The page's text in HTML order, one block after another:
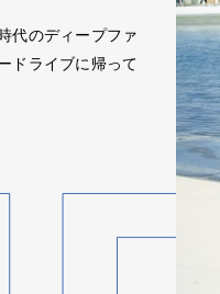
代のディープファ
ドライブに帰って